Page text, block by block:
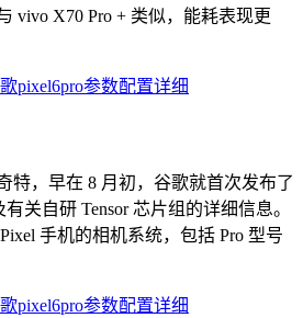
vivo X70 Pro + 类似，能耗表现更
特，早在 8 月初，谷歌就首次发布了
关自研 Tensor 芯片组的详细信息。
手机的相机系统，包括 Pro 型号